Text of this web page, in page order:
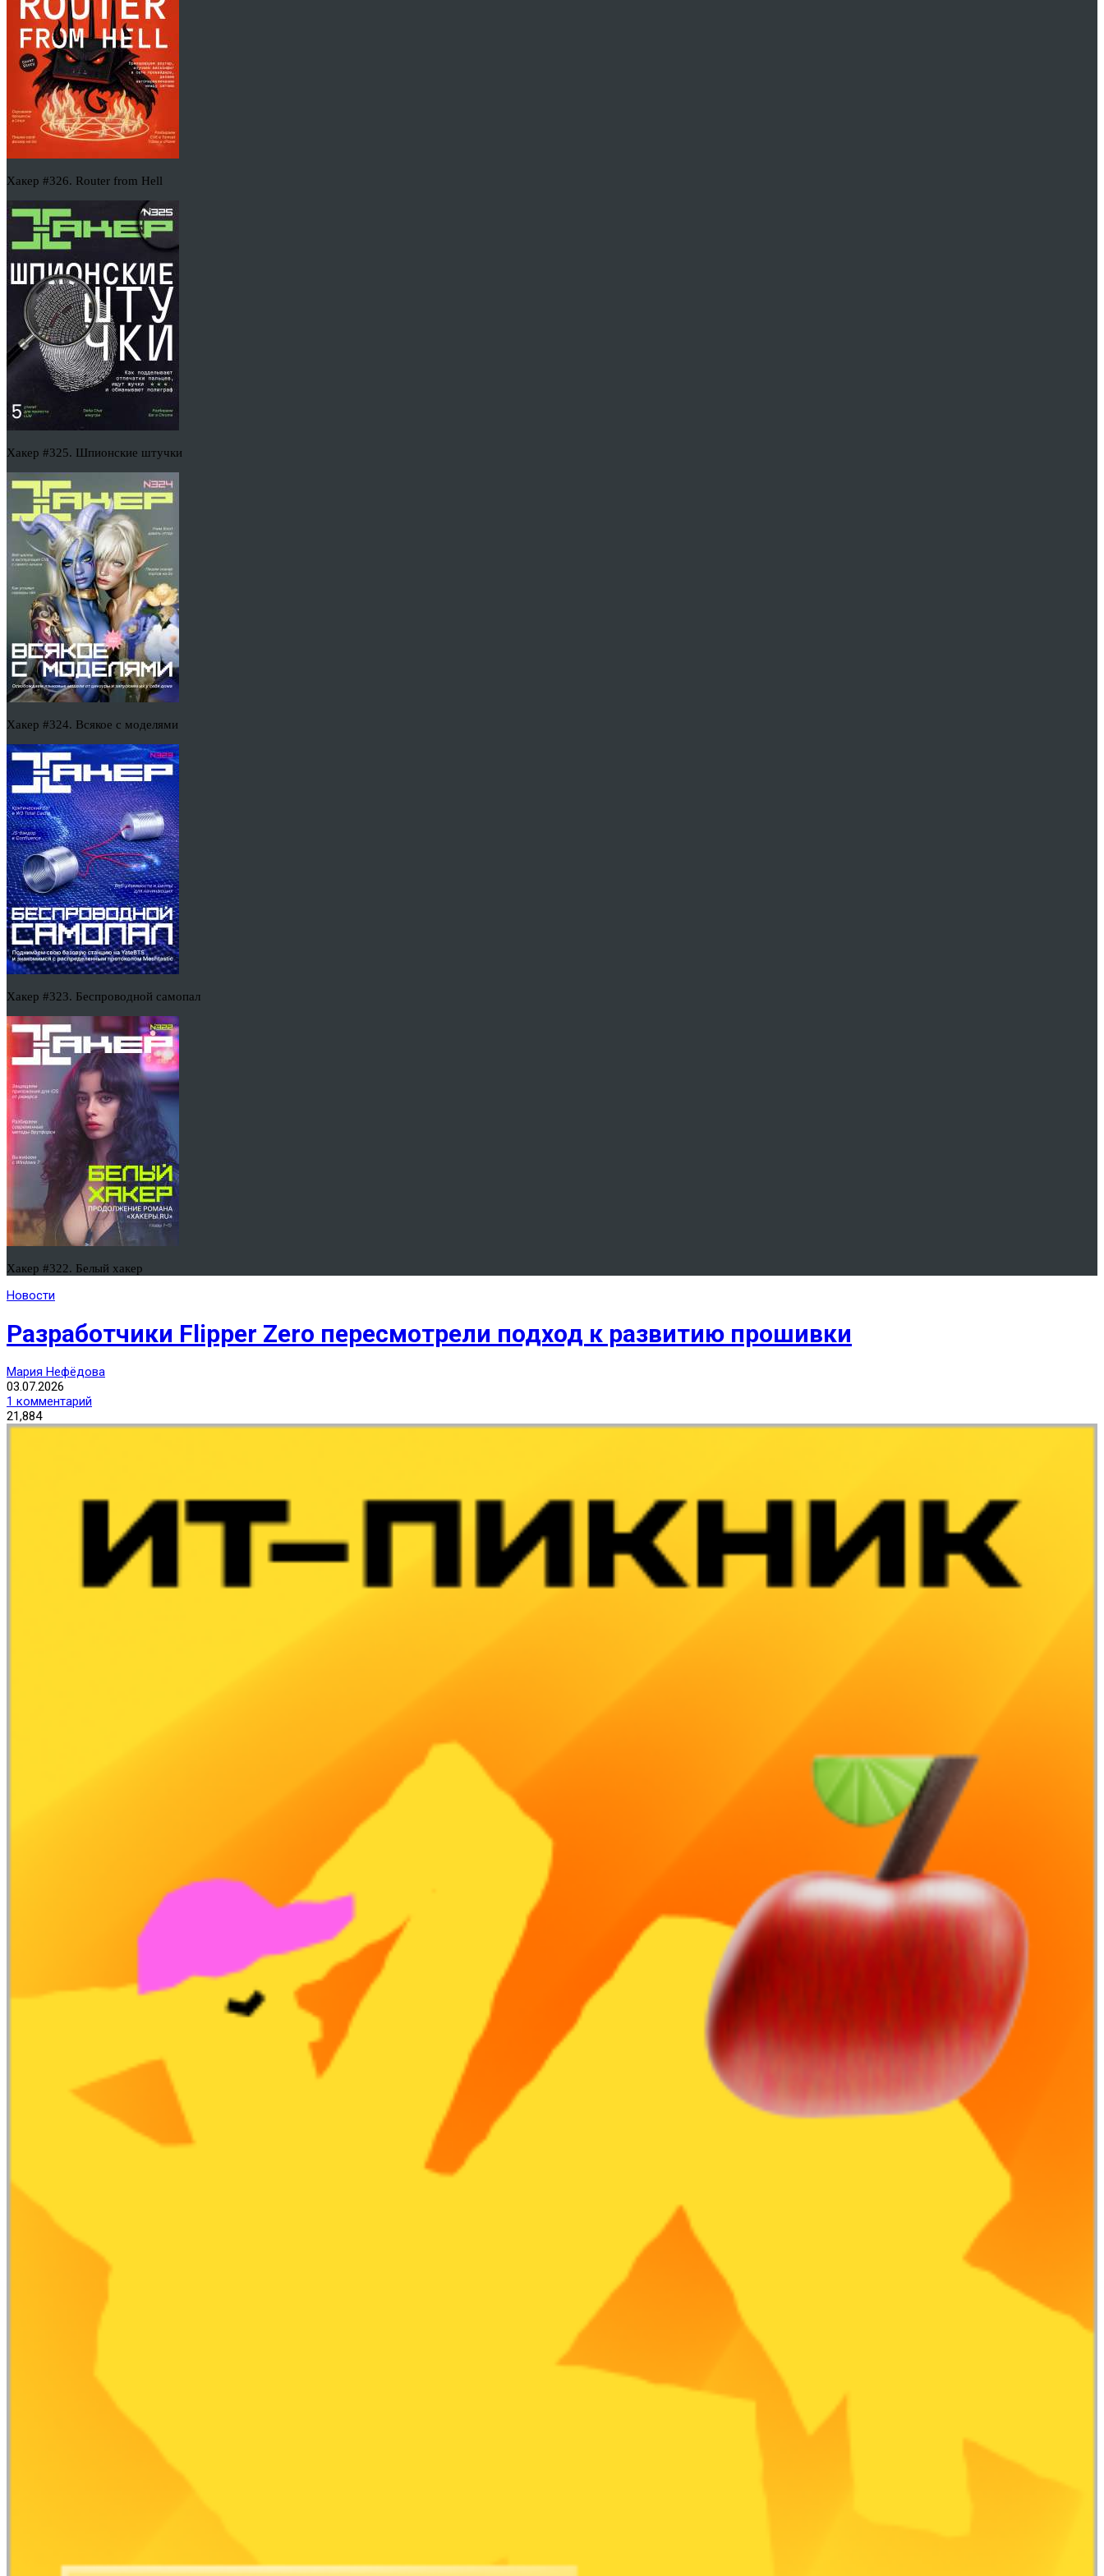
Хакер #326. Router from Hell
Хакер #325. Шпионские штучки
Хакер #324. Всякое с моделями
Хакер #323. Беспроводной самопал
Хакер #322. Белый хакер
Новости
Разработчики Flipper Zero пересмотрели подход к развитию прошивки
Мария Нефёдова
03.07.2026
1 комментарий
21,884